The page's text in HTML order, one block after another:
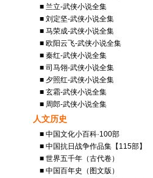
■ 兰立-武侠小说全集
■ 刘定坚-武侠小说全集
■ 马荣成-武侠小说全集
■ 欧阳云飞-武侠小说全集
■ 秦红-武侠小说全集
■ 司马翎-武侠小说全集
■ 夕照红-武侠小说全集
■ 玄霜-武侠小说全集
■ 周郎-武侠小说全集
人文历史
■ 中国文化小百科·100部
■ 中国抗日战争作品集【115部】
■ 世界五千年（古代卷）
■ 中国百年史（图文版）